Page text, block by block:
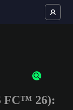
numbers
FC™ 26):